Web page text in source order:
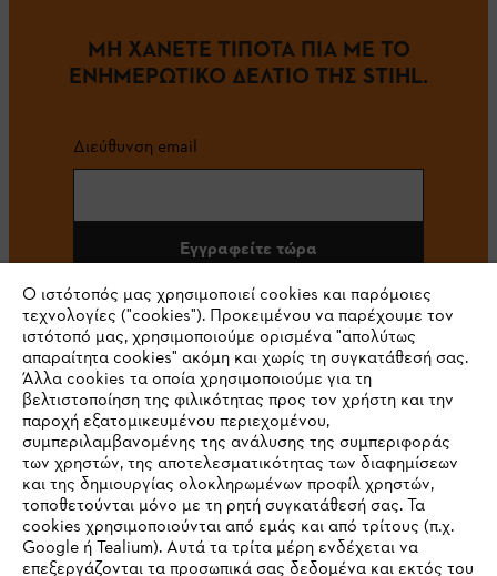
ΜΗ ΧΑΝΕΤΕ ΤΙΠΟΤΑ ΠΙΑ ΜΕ ΤΟ
ΕΝΗΜΕΡΩΤΙΚΟ ΔΕΛΤΙΟ ΤΗΣ STIHL.
Διεύθυνση email
Εγγραφείτε τώρα
#STIHL
Εταιρεία
Ο ιστότοπός μας χρησιμοποιεί cookies και παρόμοιες
τεχνολογίες ("cookies"). Προκειμένου να παρέχουμε τον
ιστότοπό μας, χρησιμοποιούμε ορισμένα "απολύτως
απαραίτητα cookies" ακόμη και χωρίς τη συγκατάθεσή σας.
Άλλα cookies τα οποία χρησιμοποιούμε για τη
βελτιστοποίηση της φιλικότητας προς τον χρήστη και την
παροχή εξατομικευμένου περιεχομένου,
συμπεριλαμβανομένης της ανάλυσης της συμπεριφοράς
των χρηστών, της αποτελεσματικότητας των διαφημίσεων
και της δημιουργίας ολοκληρωμένων προφίλ χρηστών,
τοποθετούνται μόνο με τη ρητή συγκατάθεσή σας. Τα
cookies χρησιμοποιούνται από εμάς και από τρίτους (π.χ.
Google ή Tealium). Αυτά τα τρίτα μέρη ενδέχεται να
επεξεργάζονται τα προσωπικά σας δεδομένα και εκτός του